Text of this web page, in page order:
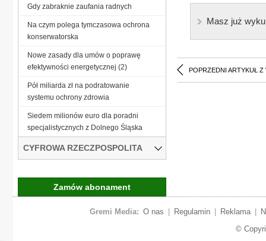
Masz już
POPRZEDNI ARTYKUŁ Z
Gdy zabraknie zaufania radnych
Na czym polega tymczasowa ochrona
konserwatorska
Nowe zasady dla umów o poprawę
efektywności energetycznej (2)
Pół miliarda zł na podratowanie
systemu ochrony zdrowia
Siedem milionów euro dla poradni
specjalistycznych z Dolnego Śląska
CYFROWA RZECZPOSPOLITA
Zamów abonament
Gremi Media: O nas Regulamin Reklama
©